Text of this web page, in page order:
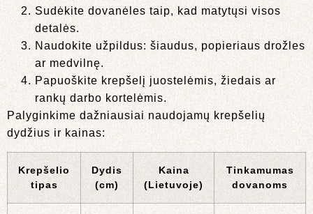
Sudėkite dovanėles taip, kad matytųsi visos
detalės.
Naudokite užpildus: šiaudus, popieriaus drožles
ar medvilnę.
Papuoškite krepšelį juostelėmis, žiedais ar
rankų darbo kortelėmis.
Palyginkime dažniausiai naudojamų krepšelių
dydžius ir kainas:
Krepšelio
tipas
Dydis
(cm)
Kaina
(Lietuvoje)
Tinkamumas
dovanoms